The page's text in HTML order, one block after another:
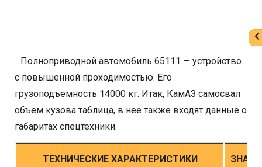
Полноприводной автомобиль 65111 — устройство
с повышенной проходимостью. Его
грузоподъемность 14000 кг. Итак, КамАЗ самосвал
объем кузова таблица, в нее также входят данные о
габаритах спецтехники.
ТЕХНИЧЕСКИЕ ХАРАКТЕРИСТИКИ